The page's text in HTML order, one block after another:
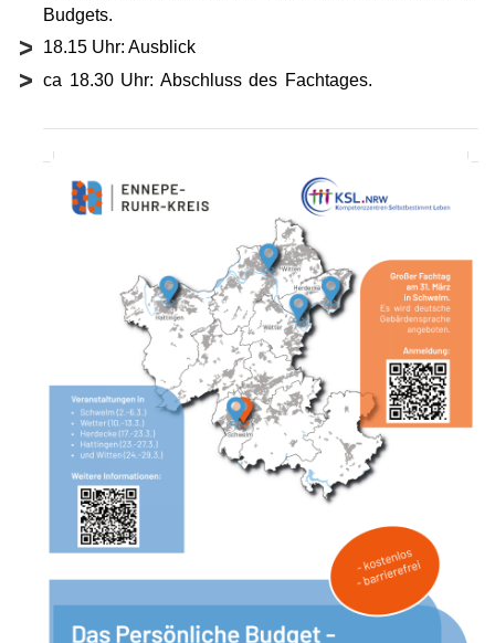
Budgets.
18.15 Uhr: Ausblick
ca 18.30 Uhr: Abschluss des Fachtages.